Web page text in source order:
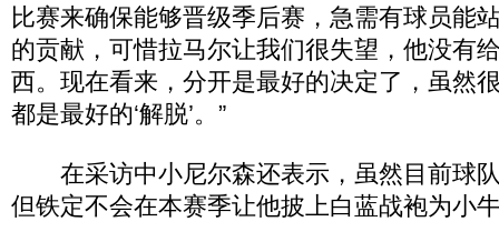
比赛来确保能够晋级季后赛，急需有球员能
的贡献，可惜拉马尔让我们很失望，他没有
西。现在看来，分开是最好的决定了，虽然
都是最好的‘解脱’。”
在采访中小尼尔森还表示，虽然目前球
但铁定不会在本赛季让他披上白蓝战袍为小